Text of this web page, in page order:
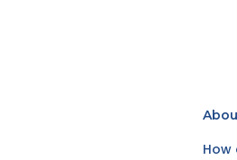
How